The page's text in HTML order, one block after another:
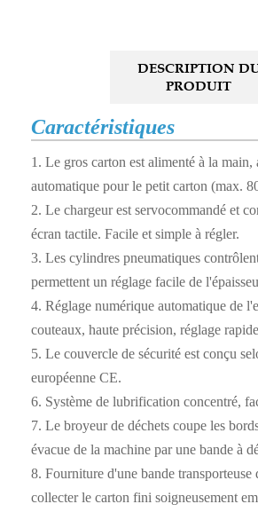
DESCRIPTION
PRODUIT
Caractéristiques
1. Le gros carton est alimenté à la main,
automatique pour le petit carton (max.
2. Le chargeur est servocommandé et
écran tactile. Facile et simple à régler.
3. Les cylindres pneumatiques
permettent un réglage facile de
4. Réglage numérique automatique de
couteaux, haute précision, réglage
5. Le couvercle de sécurité est conçu
européenne CE.
6. Système de lubrification concentré,
7. Le broyeur de déchets coupe les
évacue de la machine par une bande à
8. Fourniture d'une bande transporteuse
collecter le carton fini soigneusement